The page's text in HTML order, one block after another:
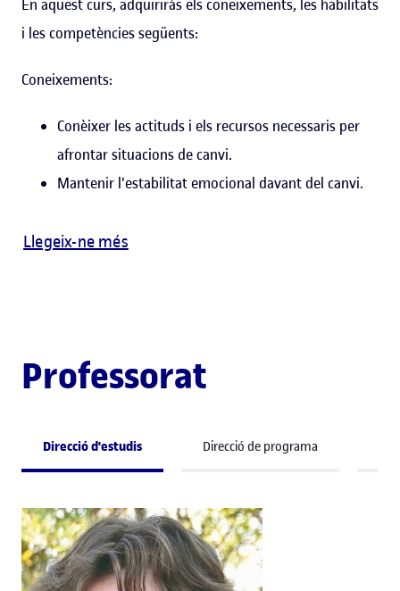
En aquest curs, adquiriràs els coneixements, les habilitats
i les competències següents:
Coneixements:
Conèixer les actituds i els recursos necessaris per
afrontar situacions de canvi.
Mantenir l'estabilitat emocional davant del canvi.
Llegeix-ne més
Professorat
Direcció d'estudis Direcció de programa